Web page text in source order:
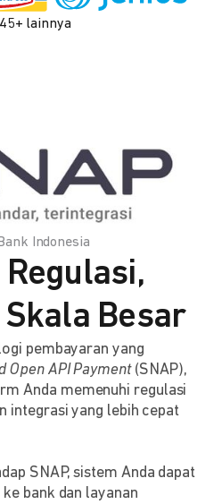
lainnya
Indonesia
Besar
pembayaran yang
Open API Payment(SNAP),
Anda memenuhi regulasi
integrasi yang lebih cepat
SNAP, sistem Anda dapat
bank dan layanan